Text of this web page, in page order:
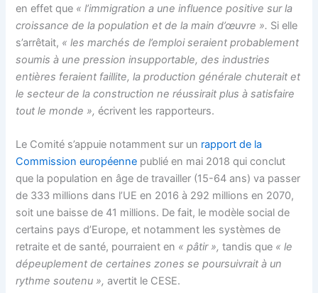
en effet que « l’immigration a une influence positive sur la
croissance de la population et de la main d’œuvre ». Si elle
s’arrêtait, « les marchés de l’emploi seraient probablement
soumis à une pression insupportable, des industries
entières feraient faillite, la production générale chuterait et
le secteur de la construction ne réussirait plus à satisfaire
tout le monde », écrivent les rapporteurs.
Le Comité s’appuie notamment sur un rapport de la
Commission européenne publié en mai 2018 qui conclut
que la population en âge de travailler (15-64 ans) va passer
de 333 millions dans l’UE en 2016 à 292 millions en 2070,
soit une baisse de 41 millions. De fait, le modèle social de
certains pays d’Europe, et notamment les systèmes de
retraite et de santé, pourraient en « pâtir », tandis que « le
dépeuplement de certaines zones se poursuivrait à un
rythme soutenu », avertit le CESE.